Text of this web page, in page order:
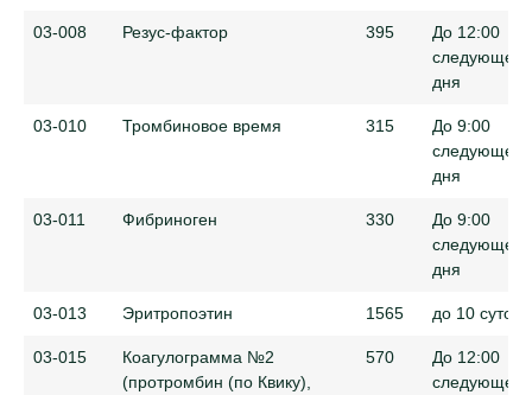
03-008 Резус-фактор 395
До 12:00
следующего
дня
03-010 Тромбиновое время 315
До 9:00
следующего
дня
03-011 Фибриноген 330
До 9:00
следующего
дня
03-013 Эритропоэтин 1565 до 10 суток
03-015
Коагулограмма №2
(протромбин (по Квику),
570
До 12:00
следующего